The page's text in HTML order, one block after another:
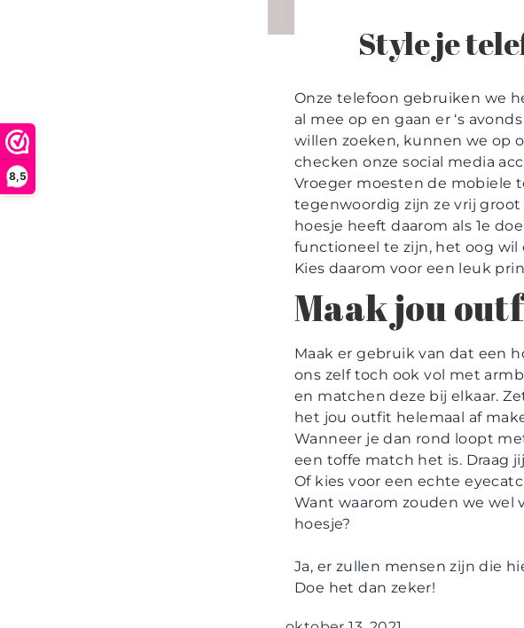
8,5
Style je
Onze telefoon gebruiken we
al mee op en gaan er ‘s
willen zoeken, kunnen we op
checken onze social media
Vroeger moesten de mobiele
tegenwoordig zijn ze vrij
hoesje heeft daarom als 1e
functioneel te zijn, het oog wil
Kies daarom voor een leuk
Maak jou
Maak er gebruik van dat een
ons zelf toch ook vol met
en matchen deze bij elkaar.
het jou outfit helemaal af
Wanneer je dan rond loopt
een toffe match het is. Draag
Of kies voor een echte
Want waarom zouden we wel
hoesje?
Ja, er zullen mensen zijn die
Doe het dan zeker!